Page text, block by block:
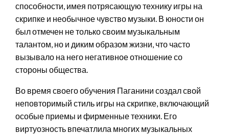
способности, имея потрясающую технику игры на
скрипке и необычное чувство музыки. В юности он
был отмечен не только своим музыкальным
талантом, но и диким образом жизни, что часто
вызывало на него негативное отношение со
стороны общества.
Во время своего обучения Паганини создал свой
неповторимый стиль игры на скрипке, включающий
особые приемы и фирменные техники. Его
виртуозность впечатлила многих музыкальных